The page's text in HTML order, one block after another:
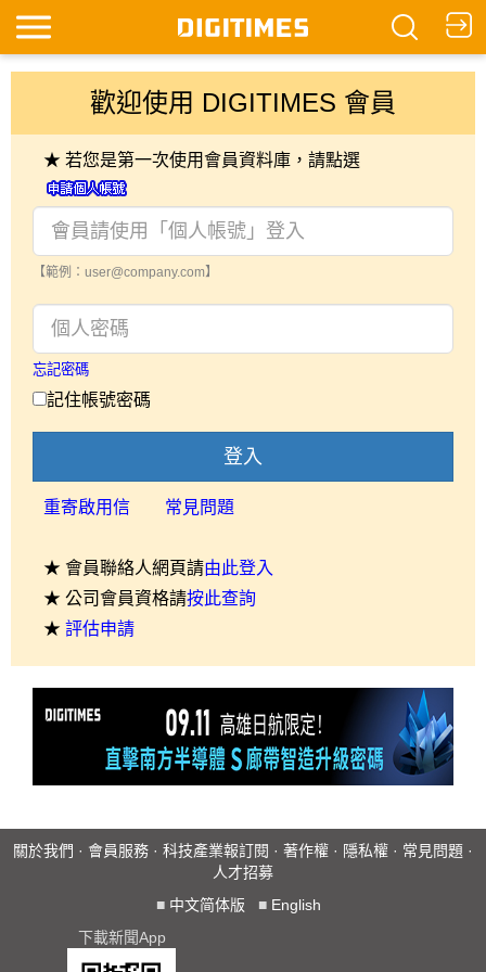
歡迎使用 DIGITIMES 會員
★ 若您是第一次使用會員資料庫，請點選
【範例：user@company.com】
忘記密碼
記住帳號密碼
登入
重寄啟用信 常見問題
★ 會員聯絡人網頁請由此登入
★ 公司會員資格請按此查詢
★ 評估申請
關於我們 · 會員服務 · 科技產業報訂閱 · 著作權 · 隱私權 · 常見問題 ·
人才招募
■ 中文简体版 ■ English
下載新聞App